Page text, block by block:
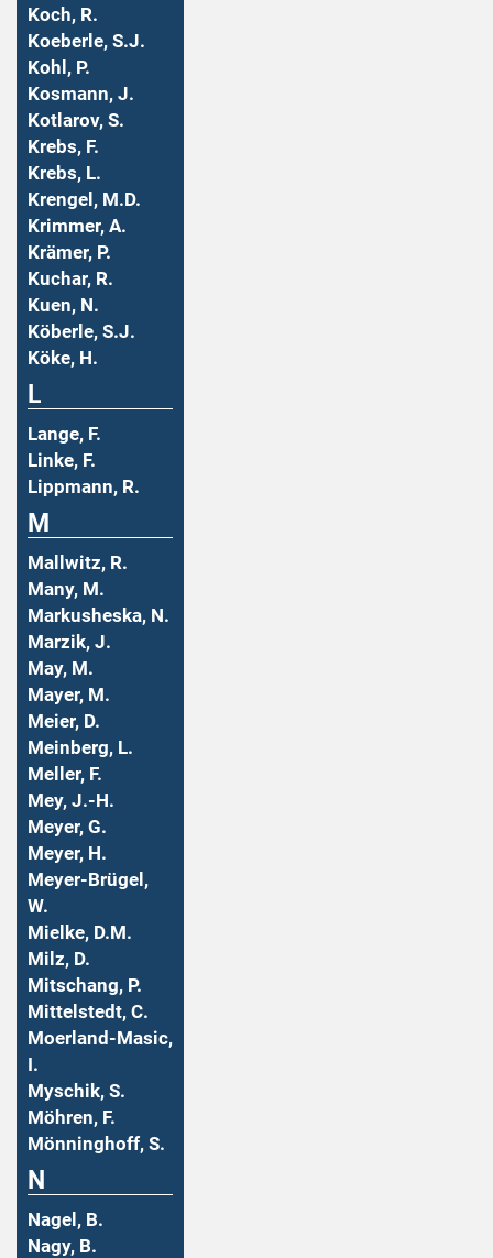
Koch, R.
Koeberle, S.J.
Kohl, P.
Kosmann, J.
Kotlarov, S.
Krebs, F.
Krebs, L.
Krengel, M.D.
Krimmer, A.
Krämer, P.
Kuchar, R.
Kuen, N.
Köberle, S.J.
Köke, H.
L
Lange, F.
Linke, F.
Lippmann, R.
M
Mallwitz, R.
Many, M.
Markusheska, N.
Marzik, J.
May, M.
Mayer, M.
Meier, D.
Meinberg, L.
Meller, F.
Mey, J.-H.
Meyer, G.
Meyer, H.
Meyer-Brügel,
W.
Mielke, D.M.
Milz, D.
Mitschang, P.
Mittelstedt, C.
Moerland-Masic,
I.
Myschik, S.
Möhren, F.
Mönninghoff, S.
N
Nagel, B.
Nagy, B.